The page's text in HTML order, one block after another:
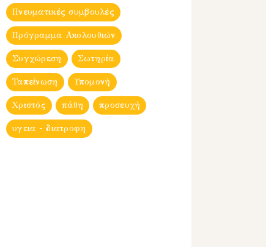
Πνευματικές συμβουλές
Πρόγραμμα Ακολουθιών
Συγχώρεση Σωτηρία
Ταπείνωση Υπομονή
Χριστός πάθη προσευχή
υγεια - διατροφη